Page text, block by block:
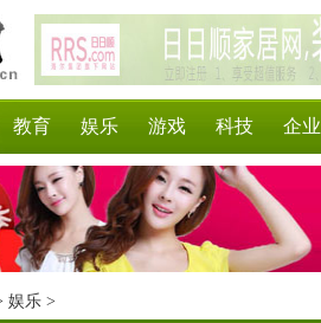
教育 娱乐 游戏 科技 企业
娱乐 >